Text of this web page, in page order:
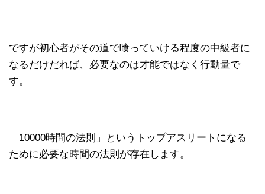
ですが初心者がその道で喰っていける程度の中級者に
なるだけだれば、必要なのは才能ではなく行動量で
す。
「10000時間の法則」というトップアスリートになる
ために必要な時間の法則が存在します。